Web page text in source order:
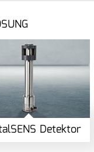
Detektor